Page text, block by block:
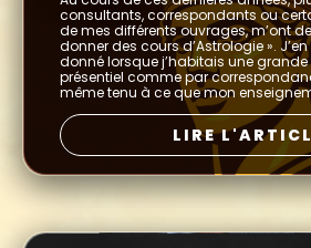
consultants, correspondants ou
de mes différents ouvrages, m’ont
donner des cours d’Astrologie ».
donné lorsque j’habitais une
présentiel comme par
même tenu à ce que mon
LIRE